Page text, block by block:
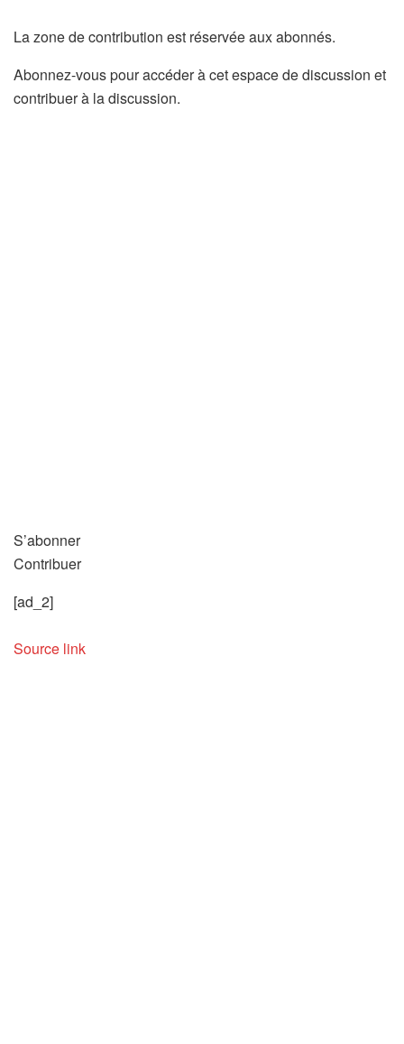
La zone de contribution est réservée aux abonnés.
Abonnez-vous pour accéder à cet espace de discussion et
contribuer à la discussion.
S’abonner
Contribuer
[ad_2]
Source link